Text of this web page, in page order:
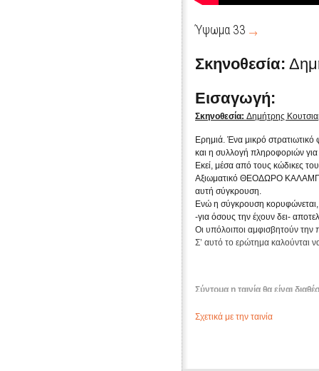
Ύψωμα 33
Σκηνοθεσία:
Εισαγωγή:
Σκηνοθεσία: Δημήτρης
Ερημιά. Ένα μικρό στρατιωτικό
και η συλλογή πληροφοριών
Εκεί, μέσα από τους κώδικες
Αξιωματικό ΘΕΟΔΩΡΟ
αυτή σύγκρουση.
Ενώ η σύγκρουση κορυφώνεται,
-για όσους την έχουν δει-
Οι υπόλοιποι αμφισβητούν την
Σ’ αυτό το ερώτημα καλούνται
Σύντομα η ταινία θα είναι
Σχετικά με την ταινία